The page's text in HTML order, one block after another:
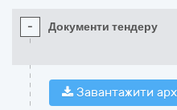
- Документи тендеру
Завантажити